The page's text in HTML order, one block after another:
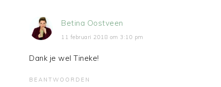
Betina Oostveen
11 februari 2018 om 3:10 pm
Dank je wel Tineke!
BEANTWOORDEN